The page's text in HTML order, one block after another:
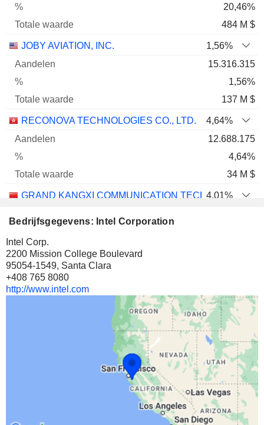
20,46%
484 M $
JOBY AVIATION, INC.
1,56%
15.316.315
1,56%
137 M $
RECONOVA TECHNOLOGIES CO., LTD.
4,64%
12.688.175
4,64%
34 M $
GRAND KANGXI COMMUNICATION TECHNOLOGIES
4,01%
Bedrijfsgegevens: Intel Corporation
Intel Corp.
2200 Mission College Boulevard
95054-1549, Santa Clara
+408 765 8080
http://www.intel.com